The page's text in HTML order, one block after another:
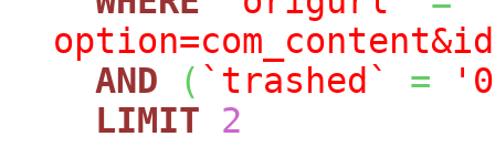
AND
( `trashed` =
LIMIT
2